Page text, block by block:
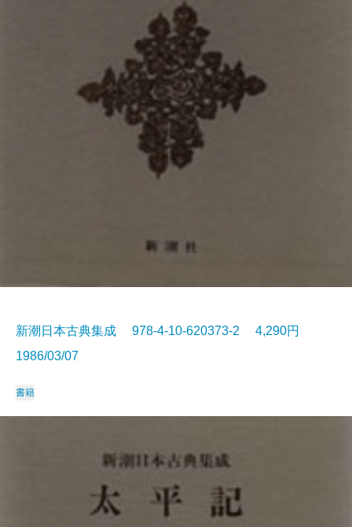
新潮日本古典集成 978-4-10-620373-2 4,290円
1986/03/07
書籍